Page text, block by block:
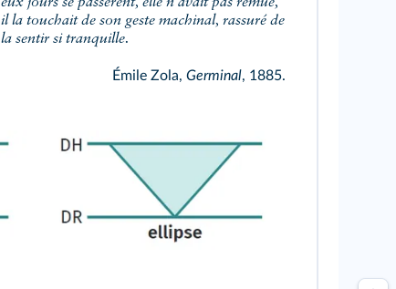
il la touchait de son geste machinal, rassuré de
la sentir si tranquille.
Émile Zola, Germinal, 1885.